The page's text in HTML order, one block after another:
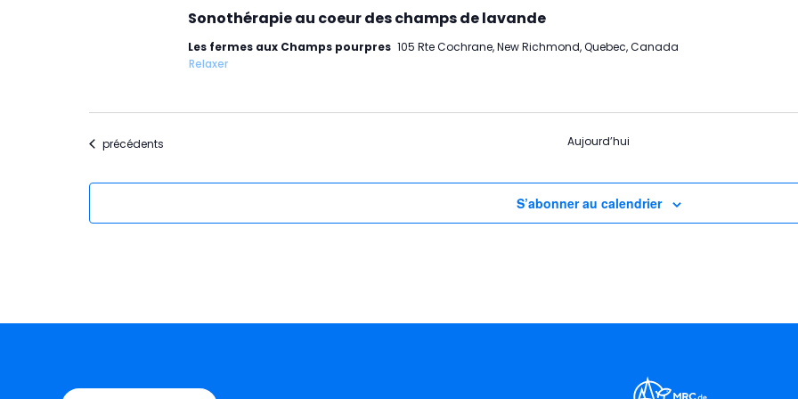
Sonothérapie au coeur des champs de lavande
Les fermes aux Champs pourpres 105 Rte Cochrane, New Richmond, Quebec, Canada
Relaxer
Évènements
précédents Aujourd’hui
S’abonner au calendrier